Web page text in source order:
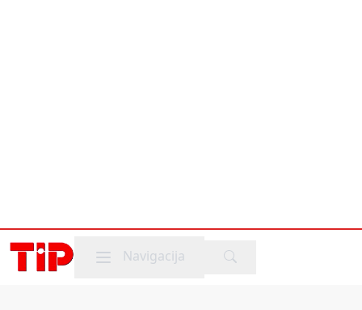
Mobile menu
Navigacija